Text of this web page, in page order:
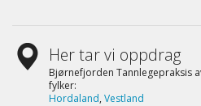
Her tar vi oppdrag
Bjørnefjorden Tannlegepraksis
fylker:
Hordaland, Vestland